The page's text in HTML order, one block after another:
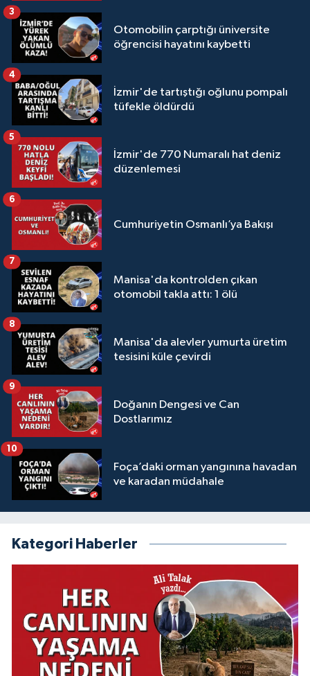
Otomobilin çarptığı üniversite
öğrencisi hayatını kaybetti
3
İzmir'de tartıştığı oğlunu pompalı
tüfekle öldürdü
4
İzmir'de 770 Numaralı hat deniz
düzenlemesi
5
Cumhuriyetin Osmanlı’ya Bakışı
6
Manisa'da kontrolden çıkan
otomobil takla attı: 1 ölü
7
Manisa'da alevler yumurta üretim
tesisini küle çevirdi
8
Doğanın Dengesi ve Can
Dostlarımız
9
Foça’daki orman yangınına havadan
ve karadan müdahale
10
Kategori Haberler